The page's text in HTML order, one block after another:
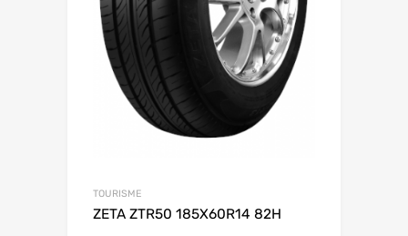
TOURISME
ZETA ZTR50 185X60R14 82H